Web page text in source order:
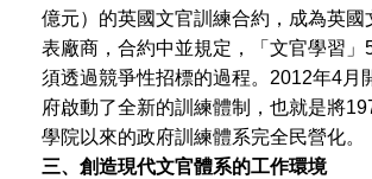
億元）的英國文官訓練合約，成為英國
表廠商，合約中並規定，「文官學習」
須透過競爭性招標的過程。2012年4月
府啟動了全新的訓練體制，也就是將
學院以來的政府訓練體系完全民營化。
三、創造現代文官體系的工作環境